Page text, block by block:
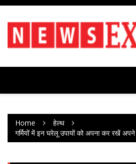
Skip
content
Home
हेल्थ
गर्मियों में इन घरेलू उपायों को अपना कर रखें